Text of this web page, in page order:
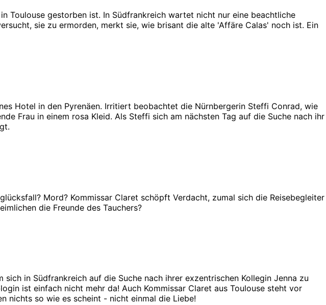
Toulouse gestorben ist. In Südfrankreich wartet nicht nur eine beachtliche
sie zu ermorden, merkt sie, wie brisant die alte 'Affäre Calas' noch ist. Ein
Hotel in den Pyrenäen. Irritiert beobachtet die Nürnbergerin Steffi Conrad, wie
Frau in einem rosa Kleid. Als Steffi sich am nächsten Tag auf die Suche nach ihr
Mord? Kommissar Claret schöpft Verdacht, zumal sich die Reisebegleiter
die Freunde des Tauchers?
in Südfrankreich auf die Suche nach ihrer exzentrischen Kollegin Jenna zu
ist einfach nicht mehr da! Auch Kommissar Claret aus Toulouse steht vor
nichts so wie es scheint - nicht einmal die Liebe!